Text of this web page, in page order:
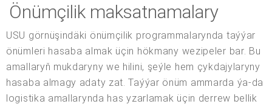
Önümçilik maksatnamalary
USU görnüşindäki önümçilik programmalarynda taýýar
önümleri hasaba almak üçin hökmany wezipeler bar. Bu
amallaryň mukdaryny we hilini, şeýle hem çykdajylaryny
hasaba almagy adaty zat. Taýýar önüm ammarda ýa-da
logistika amallarynda has yzarlamak üçin derrew bellik